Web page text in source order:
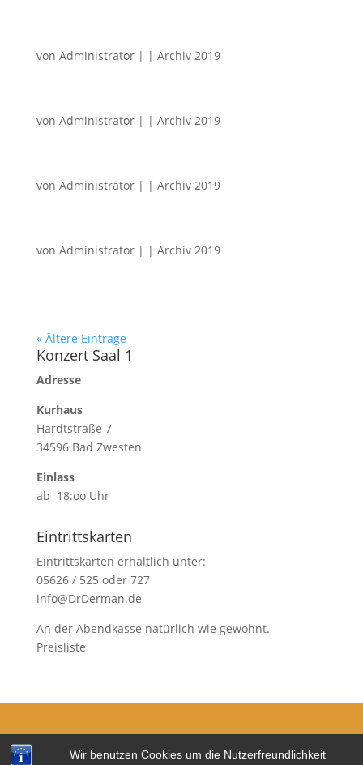
Wir benutzen Cookies um die Nutzerfreundlichkeit
von Administrator| | Archiv 2019
von Administrator| | Archiv 2019
von Administrator| | Archiv 2019
von Administrator| | Archiv 2019
« Ältere Einträge
Konzert Saal 1
Adresse
Kurhaus
Hardtstraße 7
34596 Bad Zwesten
Einlass
ab 18:oo Uhr
Eintrittskarten
Eintrittskarten erhältlich unter:
05626 / 525 oder 727
info@DrDerman.de
An der Abendkasse natürlich wie gewohnt.
Preisliste